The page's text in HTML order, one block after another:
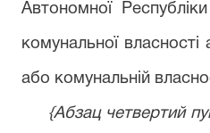
Автономної
комунальної
або комунальній
{Абзац четвертий